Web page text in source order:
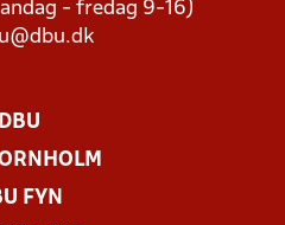
- fredag 9-16)
DBU
FYN